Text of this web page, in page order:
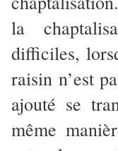
la
difficiles,
raisin n’est
ajouté se
même